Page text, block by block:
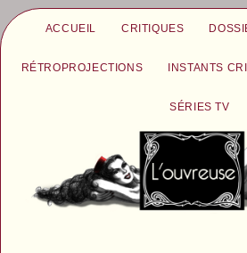
ACCUEIL CRITIQUES
RÉTROPROJECTIONS INSTANTS
SÉRIES TV